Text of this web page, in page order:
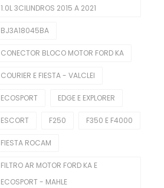
Balancins
Bieletas
Bobina De Ignição
Cabos De Velas
1.0L 3CILINDROS 2015 A 2021
BJ3A18045BA
CONECTOR BLOCO MOTOR FORD KA
COURIER E FIESTA - VALCLEI
ECOSPORT EDGE E EXPLORER
ESCORT F250 F350 E F4000
FIESTA ROCAM
FILTRO AR MOTOR FORD KA E
ECOSPORT - MAHLE